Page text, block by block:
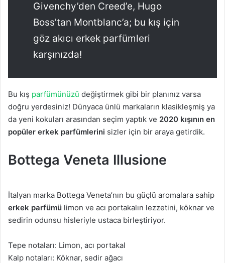
Givenchy’den Creed’e, Hugo
Boss’tan Montblanc’a; bu kış için
göz akıcı erkek parfümleri
karşınızda!
Bu kış parfümünüzü değiştirmek gibi bir planınız varsa
doğru yerdesiniz! Dünyaca ünlü markaların klasikleşmiş ya
da yeni kokuları arasından seçim yaptık ve 2020 kışının en
popüler erkek parfümlerini sizler için bir araya getirdik.
Bottega Veneta Illusione
İtalyan marka Bottega Veneta’nın bu güçlü aromalara sahip
erkek parfümü limon ve acı portakalın lezzetini, köknar ve
sedirin odunsu hisleriyle ustaca birleştiriyor.
Tepe notaları: Limon, acı portakal
Kalp notaları: Köknar, sedir ağacı